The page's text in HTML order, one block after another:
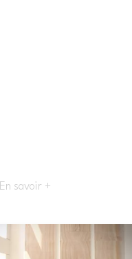
En savoir +